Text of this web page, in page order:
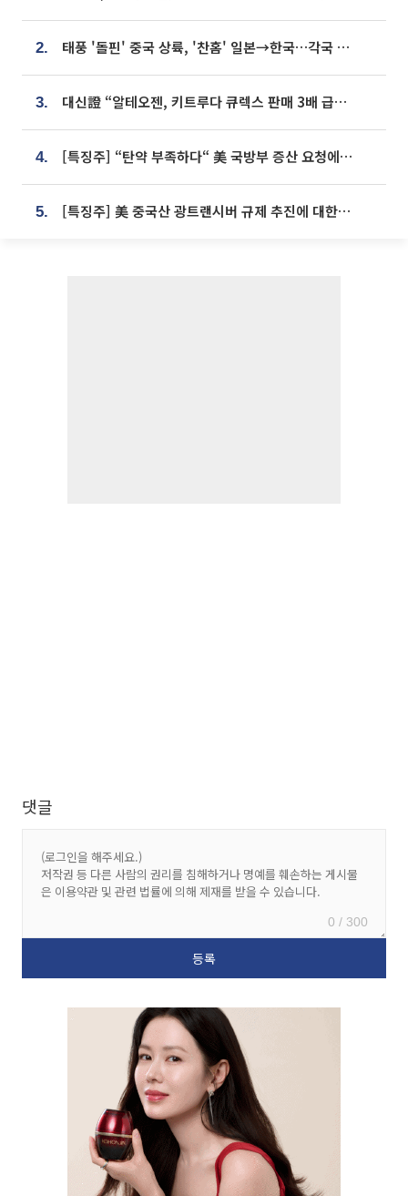
2. 태풍 '돌핀' 중국 상륙, '찬홈' 일본→한국…각국 기상청 예상 경로는?
3. 대신證 “알테오젠, 키트루다 큐렉스 판매 3배 급증…목표가 41만원 상향”
4. [특징주] “탄약 부족하다“ 美 국방부 증산 요청에⋯국내 방산주 급등세
5. [특징주] 美 중국산 광트랜시버 규제 추진에 대한광통신 등 광통신株 강세
댓글
0 / 300